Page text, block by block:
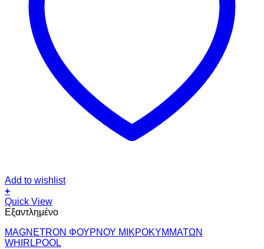
Add to wishlist
+
Quick View
Εξαντλημένο
MAGNETRON ΦΟΥΡΝΟΥ ΜΙΚΡΟΚΥΜΜΑΤΩΝ
WHIRLPOOL